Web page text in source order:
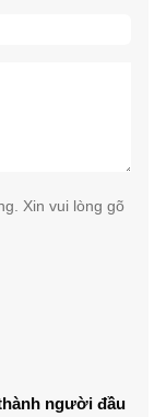
Xin vui lòng gõ
người đầu